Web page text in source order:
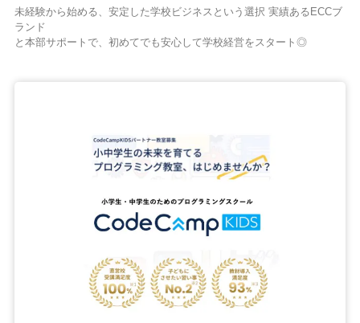
未経験から始める、安定した学校ビジネスという選択 実績あるECCブ
ランド
と本部サポートで、初めてでも安心して学校経営をスタート◎